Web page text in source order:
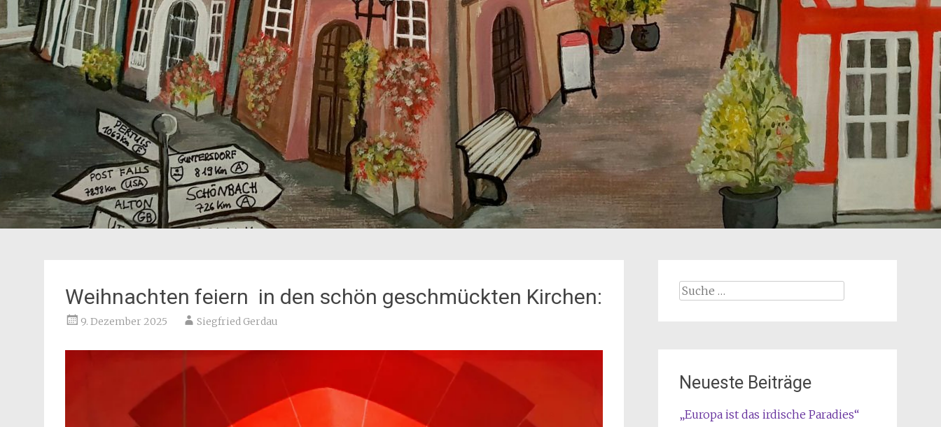
Weihnachten feiern in den schön geschmückten Kirchen:
9. Dezember 2025 Siegfried Gerdau
Suche
Neueste Beiträge
„Europa ist das irdische Paradies“